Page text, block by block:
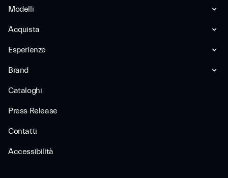
Modelli
Acquista
Esperienze
Brand
Cataloghi
Press Release
Contatti
Accessibilità